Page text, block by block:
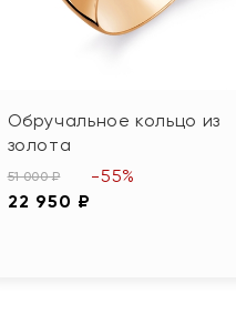
Обручальное кольцо из
золота
51 000 ₽
22 950 ₽
-55%